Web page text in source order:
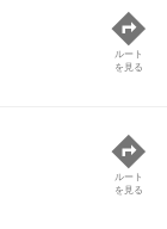
ルート
を見る
ルート
を見る